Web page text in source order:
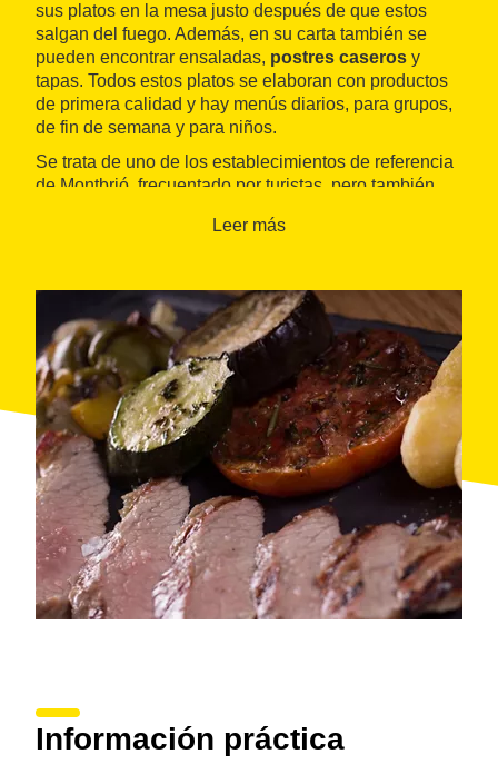
sus platos en la mesa justo después de que estos
salgan del fuego. Además, en su carta también se
pueden encontrar ensaladas, postres caseros y
tapas. Todos estos platos se elaboran con productos
de primera calidad y hay menús diarios, para grupos,
de fin de semana y para niños.
Se trata de uno de los establecimientos de referencia
de Montbrió, frecuentado por turistas, pero también
Leer más
Información práctica